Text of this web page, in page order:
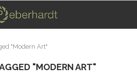
"Modern Art"
"MODERN ART"